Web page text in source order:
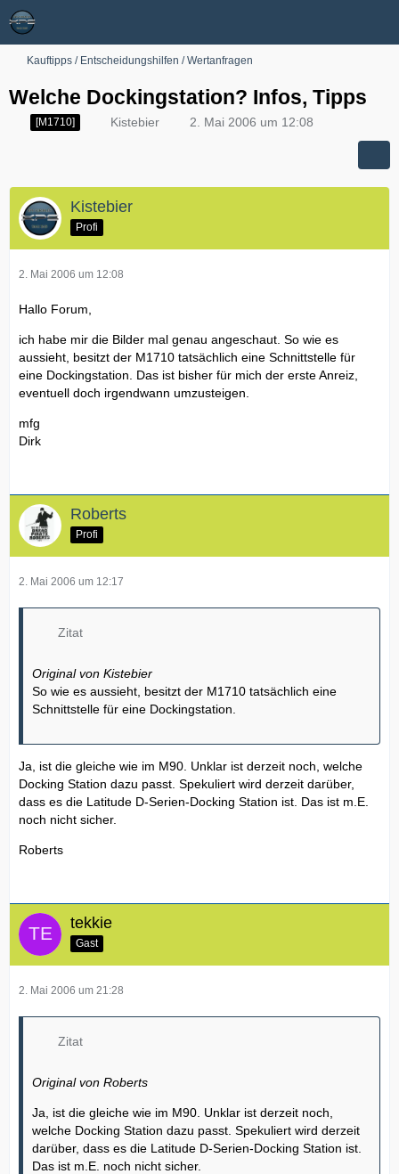
Kauftipps / Entscheidungshilfen / Wertanfragen
Welche Dockingstation? Infos, Tipps
[M1710] Kistebier 2. Mai 2006 um 12:08
Kistebier
Profi
2. Mai 2006 um 12:08
Hallo Forum,
ich habe mir die Bilder mal genau angeschaut. So wie es
aussieht, besitzt der M1710 tatsächlich eine Schnittstelle für
eine Dockingstation. Das ist bisher für mich der erste Anreiz,
eventuell doch irgendwann umzusteigen.
mfg
Dirk
Roberts
Profi
2. Mai 2006 um 12:17
Zitat
Original von Kistebier
So wie es aussieht, besitzt der M1710 tatsächlich eine
Schnittstelle für eine Dockingstation.
Ja, ist die gleiche wie im M90. Unklar ist derzeit noch, welche
Docking Station dazu passt. Spekuliert wird derzeit darüber,
dass es die Latitude D-Serien-Docking Station ist. Das ist m.E.
noch nicht sicher.
Roberts
tekkie
Gast
2. Mai 2006 um 21:28
Zitat
Original von Roberts
Ja, ist die gleiche wie im M90. Unklar ist derzeit noch,
welche Docking Station dazu passt. Spekuliert wird derzeit
darüber, dass es die Latitude D-Serien-Docking Station ist.
Das ist m.E. noch nicht sicher.